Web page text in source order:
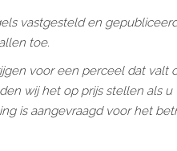
vastgesteld en
toe.
voor een perceel dat valt
wij het op prijs stellen
is aangevraagd voor het